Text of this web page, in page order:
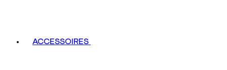
ACCESSOIRES